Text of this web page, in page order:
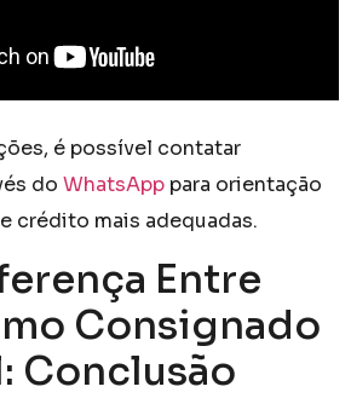
é possível contatar
do WhatsApp para orientação
crédito mais adequadas.
Entre
Consignado
Conclusão